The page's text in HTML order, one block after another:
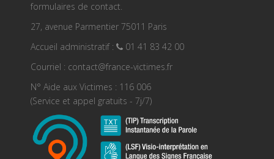
formulaires de contact.
27, avenue Parmentier 75011 Paris
Accueil administratif :
01 41 83 42 00
Courriel : contact@france-victimes.fr
N° Aide aux Victimes : 116 006
(Service et appel gratuits - 7j/7)